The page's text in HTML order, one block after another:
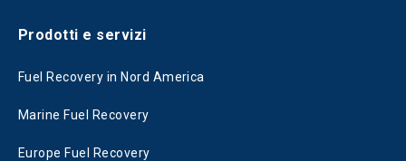
Prodotti e servizi
Fuel Recovery in Nord America
Marine Fuel Recovery
Europe Fuel Recovery